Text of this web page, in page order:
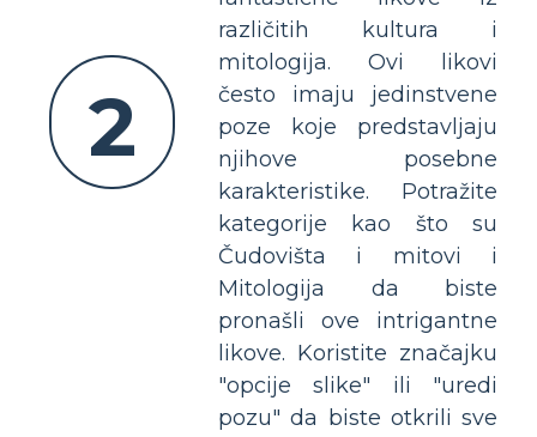
2
različitih kultura i
mitologija. Ovi likovi
često imaju jedinstvene
poze koje predstavljaju
njihove posebne
karakteristike. Potražite
kategorije kao što su
Čudovišta i mitovi i
Mitologija da biste
pronašli ove intrigantne
likove. Koristite značajku
"opcije slike" ili "uredi
pozu" da biste otkrili sve